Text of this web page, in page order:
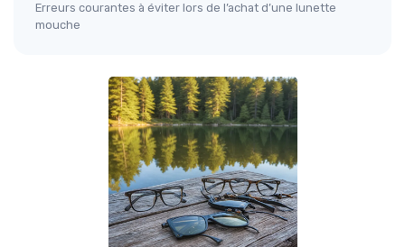
Erreurs courantes à éviter lors de l’achat d’une lunette
mouche